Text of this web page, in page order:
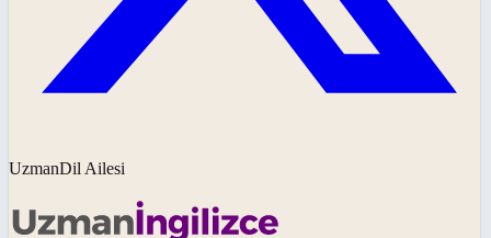
UzmanDil Ailesi